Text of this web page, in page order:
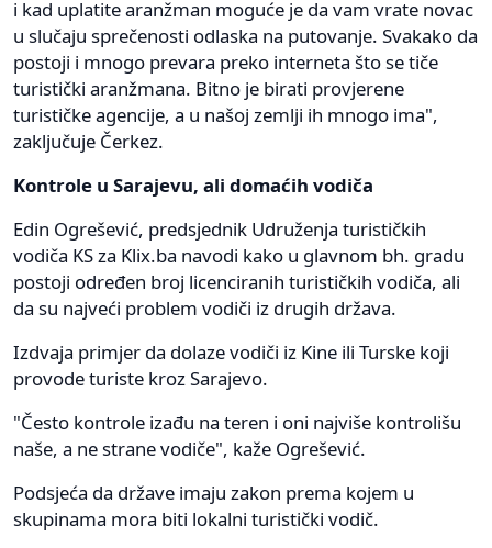
i kad uplatite aranžman moguće je da vam vrate novac
u slučaju sprečenosti odlaska na putovanje. Svakako da
postoji i mnogo prevara preko interneta što se tiče
turistički aranžmana. Bitno je birati provjerene
turističke agencije, a u našoj zemlji ih mnogo ima",
zaključuje Čerkez.
Kontrole u Sarajevu, ali domaćih vodiča
Edin Ogrešević, predsjednik Udruženja turističkih
vodiča KS za Klix.ba navodi kako u glavnom bh. gradu
postoji određen broj licenciranih turističkih vodiča, ali
da su najveći problem vodiči iz drugih država.
Izdvaja primjer da dolaze vodiči iz Kine ili Turske koji
provode turiste kroz Sarajevo.
"Često kontrole izađu na teren i oni najviše kontrolišu
naše, a ne strane vodiče", kaže Ogrešević.
Podsjeća da države imaju zakon prema kojem u
skupinama mora biti lokalni turistički vodič.